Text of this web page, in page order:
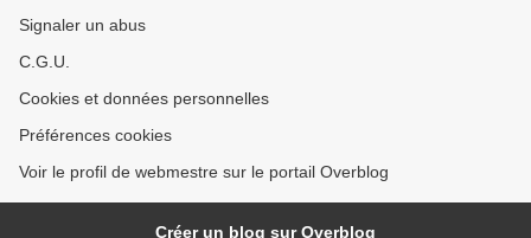
Signaler un abus
C.G.U.
Cookies et données personnelles
Préférences cookies
Voir le profil de webmestre sur le portail Overblog
Créer un blog sur Overblog